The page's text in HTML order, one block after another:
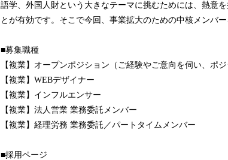
語学、外国人財という大きなテーマに挑むためには、熱意
とが有効です。そこで今回、事業拡大のための中核メンバ
■募集職種
【複業】オープンポジション（ご経験やご意向を伺い、ポ
【複業】WEBデザイナー
【複業】インフルエンサー
【複業】法人営業 業務委託メンバー
【複業】経理労務 業務委託／パートタイムメンバー
■採用ページ